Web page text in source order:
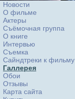
Новости
О фильме
Актеры
Съёмочная группа
О книге
Интервью
Cъемка
Сайндтреки к фильму
Галлерея
Обои
Отзывы
Карта сайта